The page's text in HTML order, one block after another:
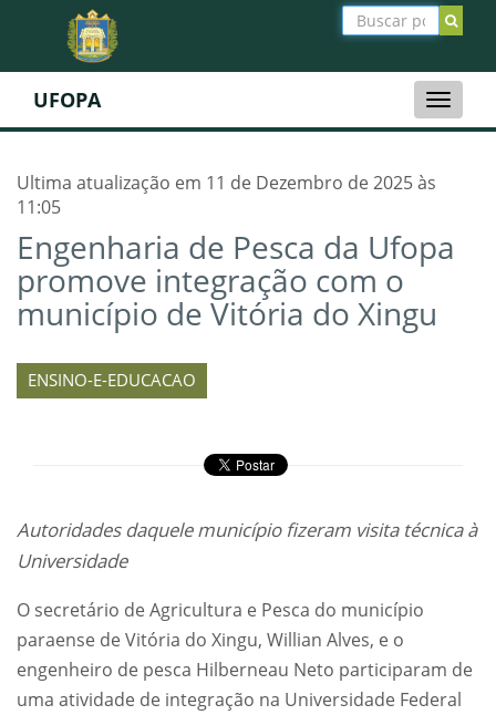
Toggle
UFOPA
Ultima atualização em 11 de Dezembro de 2025 às
11:05
Engenharia de Pesca da Ufopa
promove integração com o
município de Vitória do Xingu
ENSINO-E-EDUCACAO
Autoridades daquele município fizeram visita técnica à
Universidade
O secretário de Agricultura e Pesca do município
paraense de Vitória do Xingu, Willian Alves, e o
engenheiro de pesca Hilberneau Neto participaram de
uma atividade de integração na Universidade Federal